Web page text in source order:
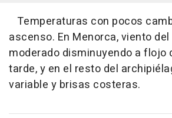
Temperaturas con pocos
ascenso. En Menorca, viento
moderado disminuyendo a flojo
tarde, y en el resto del
variable y brisas costeras.